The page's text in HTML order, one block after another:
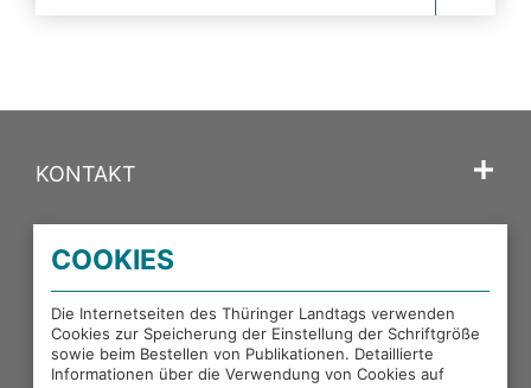
KONTAKT
PORTALE DES THÜRINGER LANDTAGS
EXTERNE LINKS
COOKIES
Die Internetseiten des Thüringer Landtags verwenden
Cookies zur Speicherung der Einstellung der Schriftgröße
sowie beim Bestellen von Publikationen. Detaillierte
Informationen über die Verwendung von Cookies auf